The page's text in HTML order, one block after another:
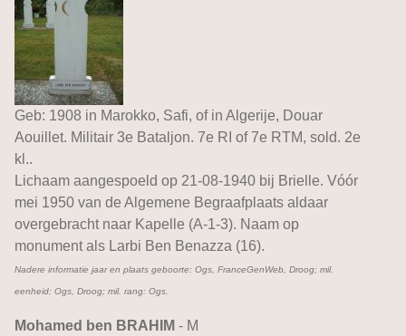
Geb: 1908 in Marokko, Safi, of in Algerije, Douar
Aouillet. Militair 3e Bataljon. 7e RI of 7e RTM, sold. 2e
kl..
Lichaam aangespoeld op 21-08-1940 bij Brielle. Vóór
mei 1950 van de Algemene Begraafplaats aldaar
overgebracht naar Kapelle (A-1-3). Naam op
monument als Larbi Ben Benazza (16).
Nadere informatie jaar en plaats geboorte: Ogs, FranceGenWeb, Droog; mil.
eenheid: Ogs, Droog; mil. rang: Ogs.
Mohamed ben BRAHIM - M